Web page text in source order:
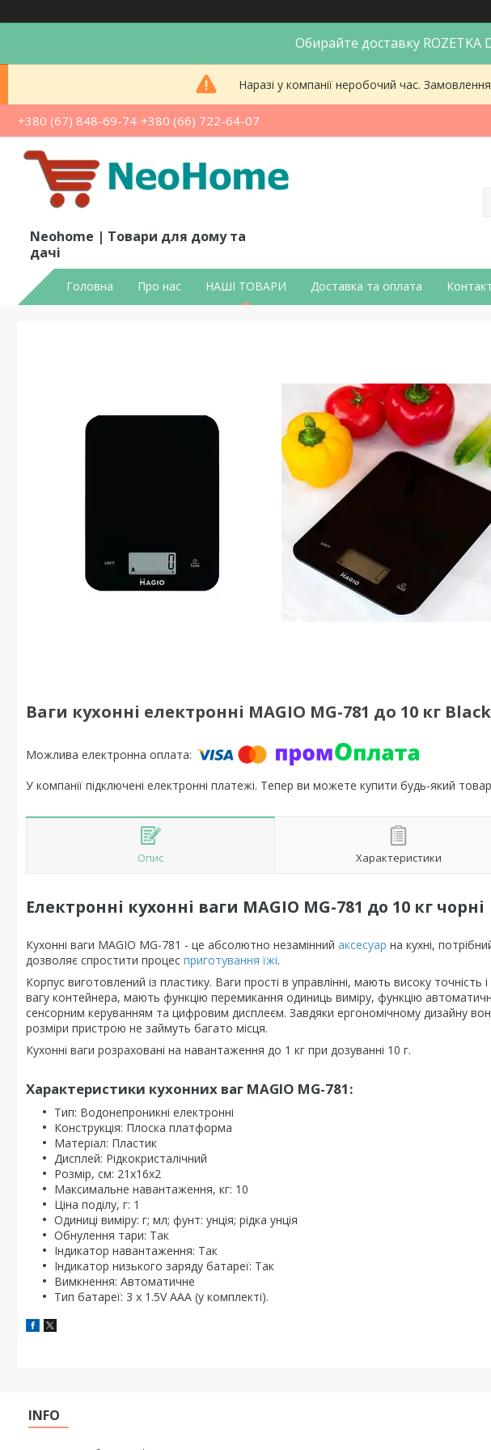
Обирайте доставку ROZETKA
Наразі у компанії неробочий час.
+380 (67) 848-69-74 +380 (66) 722-64-07
Neohome | Товари для дому та
дачі
Головна Про нас НАШІ ТОВАРИ Доставка та оплата
Ваги кухонні електронні MAGIO MG-781 до 10 кг
У компанії підключені електронні платежі. Тепер ви можете купити будь-який
Опис Характеристики
Електронні кухонні ваги MAGIO MG-781 до 10 кг чорні
Кухонні ваги MAGIO MG-781 - це абсолютно незамінний аксесуар на кухні,
дозволяє спростити процес приготування їжі.
Корпус виготовлений із пластику. Ваги прості в управлінні, мають високу
вагу контейнера, мають функцію перемикання одиниць виміру, функцію
сенсорним керуванням та цифровим дисплеєм. Завдяки ергономічному дизайну
розміри пристрою не займуть багато місця.
Кухонні ваги розраховані на навантаження до 1 кг при дозуванні 10 г.
Характеристики кухонних ваг MAGIO MG-781:
Тип: Водонепроникні електронні
Конструкція: Плоска платформа
Матеріал: Пластик
Дисплей: Рідкокристалічний
Розмір, см: 21х16х2
Максимальне навантаження, кг: 10
Ціна поділу, г: 1
Одиниці виміру: г; мл; фунт: унція; рідка унція
Обнулення тари: Так
Індикатор навантаження: Так
Індикатор низького заряду батареї: Так
Вимкнення: Автоматичне
Тип батареї: 3 x 1.5V AAA (у комплекті).
INFO